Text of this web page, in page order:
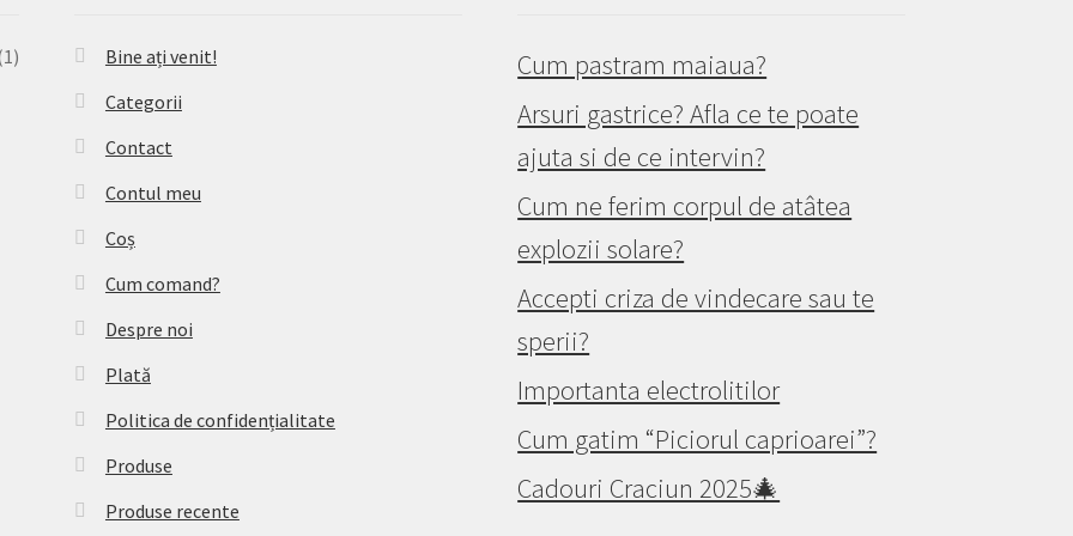
Bine ați venit!
Categorii
Contact
Contul meu
Coș
Cum comand?
Despre noi
Plată
Politica de confidențialitate
Produse
Produse recente
Cum pastram maiaua?
Arsuri gastrice? Afla ce te poate
ajuta si de ce intervin?
Cum ne ferim corpul de atâtea
explozii solare?
Accepti criza de vindecare sau te
sperii?
Importanta electrolitilor
Cum gatim “Piciorul caprioarei”?
Cadouri Craciun 2025🎄